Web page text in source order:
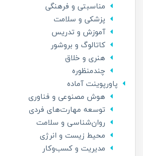
مناسبتی و فرهنگی
پزشکی و سلامت
آموزش و تدریس
کاتالوگ و بروشور
هنری و خلاق
چندمنظوره
پاورپوینت آماده
هوش مصنوعی و فناوری
توسعه مهارت‌های فردی
روان‌شناسی و سلامت
محیط زیست و انرژی
مدیریت و کسب‌وکار